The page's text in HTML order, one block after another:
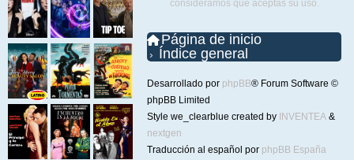
consideramos que aceptas su uso.
Página de inicio
Índice general
Desarrollado por phpBB® Forum Software ©
phpBB Limited
Style we_clearblue created by INVENTEA &
nextgen
Traducción al español por phpBB España